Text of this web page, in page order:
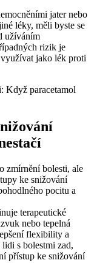
jater nebo
léky, měli byste se
užíváním
rizik je
jako lék proti
zmírnění bolesti, ale
ke snižování
pocitu a
terapeutické
nebo tepelná
flexibility a
s bolestmi zad,
přístup ke snižování